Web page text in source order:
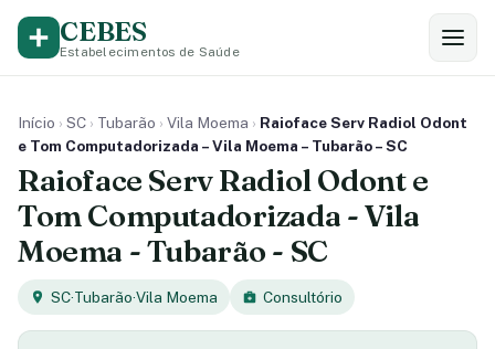
CEBES
Estabelecimentos de Saúde
Início › SC › Tubarão › Vila Moema › Raioface Serv Radiol Odont
e Tom Computadorizada – Vila Moema – Tubarão – SC
Raioface Serv Radiol Odont e
Tom Computadorizada - Vila
Moema - Tubarão - SC
SC·Tubarão·Vila Moema Consultório